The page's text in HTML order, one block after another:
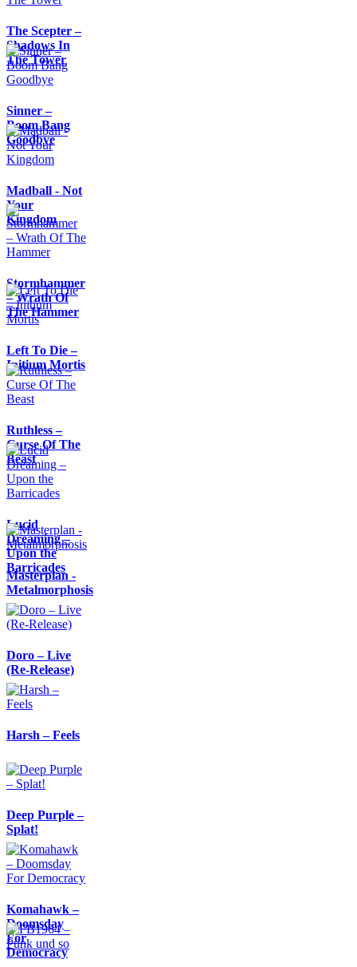
The Scepter –
Shadows In
The Tower
Sinner –
Boom Bang
Goodbye
Madball - Not
Your
Kingdom
Stormhammer
– Wrath Of
The Hammer
Left To Die –
Initium Mortis
Ruthless –
Curse Of The
Beast
Lucid
Dreaming –
Upon the
Barricades
Masterplan -
Metalmorphosis
Doro – Live
(Re-Release)
Harsh – Feels
Deep Purple –
Splat!
Komahawk –
Doomsday
For
Democracy